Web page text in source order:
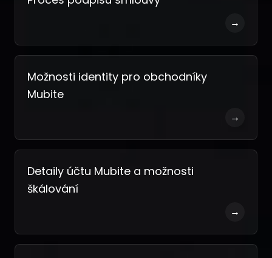
→
Možnosti identity pro obchodníky
Mubite
→
Detaily účtu Mubite a možnosti
škálování
→